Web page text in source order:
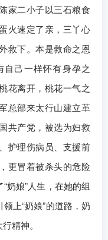
家二小子以三石粮食
火速定了亲，三丫心
救下。本是救命之恩
己一样怀有身孕之
花离开，桃花一气之
总部来太行山建立革
共产党，被选为妇救
护理伤病员、支援前
更冒着被杀头的危险
奶娘”人生，在她的组
上“奶娘”的道路，奶
精神。